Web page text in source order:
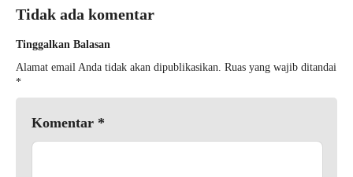
Tidak ada komentar
Tinggalkan Balasan
Alamat email Anda tidak akan dipublikasikan. Ruas yang wajib ditandai
*
Komentar *